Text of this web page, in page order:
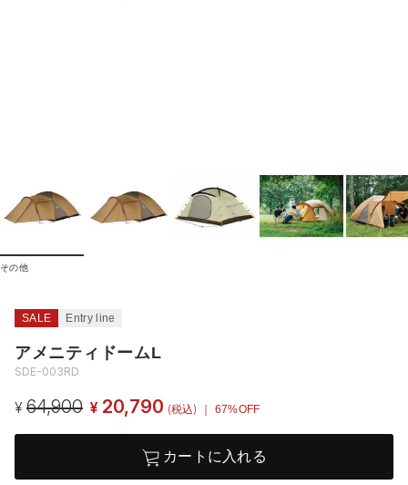
その他
SALE Entry line
アメニティドームL
SDE-003RD
¥ 64,900 ¥ 20,790 (税込) ｜ 67%OFF
カートに入れる